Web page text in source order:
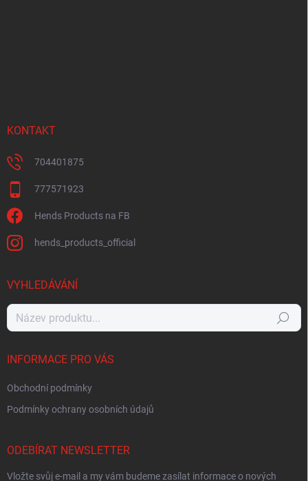
KONTAKT
704401875
777571923
Hends Products na FB
hends_products_official
VYHLEDÁVÁNÍ
Hledat
INFORMACE PRO VÁS
Obchodní podmínky
Podmínky ochrany osobních údajů
ODEBÍRAT NEWSLETTER
Vložte svůj e-mail a my vám budeme zasílat informace o nových